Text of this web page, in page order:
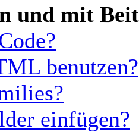
und mit
benutzen?
einfügen?